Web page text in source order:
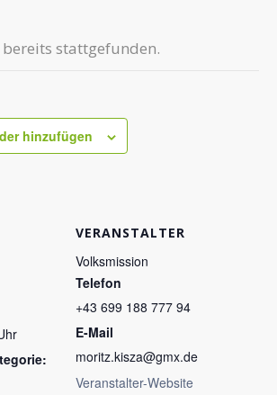
bereits stattgefunden.
hinzufügen
VERANSTALTER
Volksmission
Telefon
+43 699 188 777 94
E-Mail
moritz.kisza@gmx.de
Veranstalter-Website